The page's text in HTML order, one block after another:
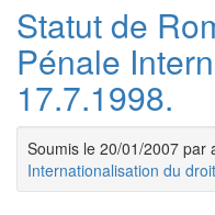
Statut de
Pénale
17.7.1998.
Soumis le 20/01/2007 par
Internationalisation du